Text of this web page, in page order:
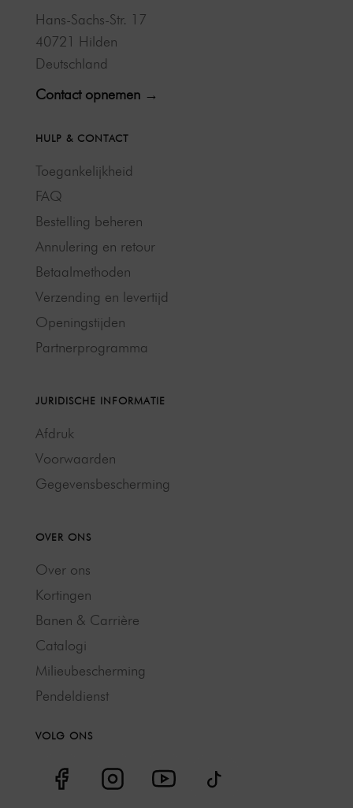
Hans-Sachs-Str. 17
40721 Hilden
Deutschland
Contact opnemen →
HULP & CONTACT
Toegankelijkheid
FAQ
Bestelling beheren
Annulering en retour
Betaalmethoden
Verzending en levertijd
Openingstijden
Partnerprogramma
JURIDISCHE INFORMATIE
Afdruk
Voorwaarden
Gegevensbescherming
OVER ONS
Over ons
Kortingen
Banen & Carrière
Catalogi
Milieubescherming
Pendeldienst
VOLG ONS